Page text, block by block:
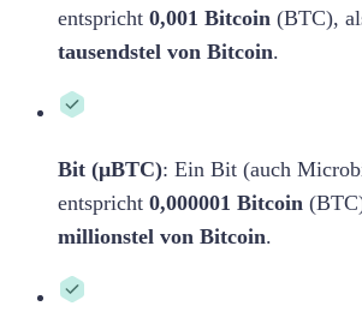
entspricht 0,001 Bitcoin (BTC),
tausendstel von Bitcoin.
Bit (μBTC): Ein Bit (auch
entspricht 0,000001 Bitcoin
millionstel von Bitcoin.